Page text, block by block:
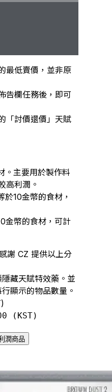
最低賣價，並非原
告欄任務後，即可
「討價還價」天賦
。主要用於製作料
高利潤。
10金幣的食材，
金幣的食材，可計
謝 CZ 提供以上分
藏天賦特效藥。並
顯示的物品數量。
(KST)
潤商品